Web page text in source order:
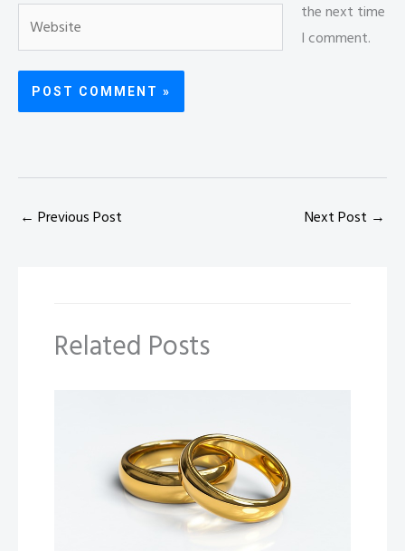
the next time
I comment.
← Previous Post Next Post →
Related Posts